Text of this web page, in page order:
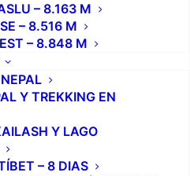
– 8.163 M
– 8.516 M
– 8.848 M
Y TREKKING EN
Y LAGO
– 8 DIAS